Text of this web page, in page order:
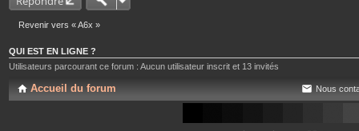
Revenir vers « A6x »
QUI EST EN LIGNE ?
Utilisateurs parcourant ce forum : Aucun utilisateur inscrit et 13 invités
Accueil du forum Nous